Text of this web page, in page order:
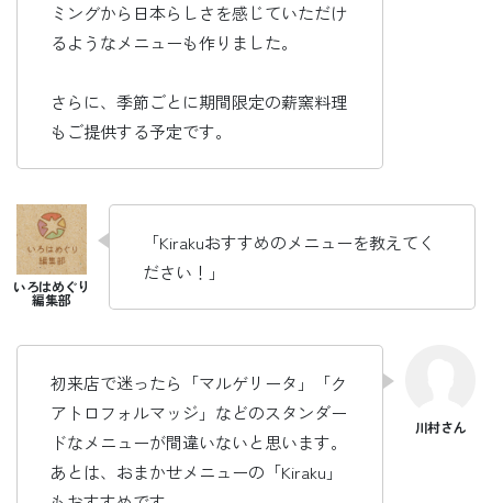
ミングから日本らしさを感じていただけ
るようなメニューも作りました。
さらに、季節ごとに期間限定の薪窯料理
もご提供する予定です。
「Kirakuおすすめのメニューを教えてく
ださい！」
初来店で迷ったら「マルゲリータ」「ク
アトロフォルマッジ」などのスタンダー
ドなメニューが間違いないと思います。
あとは、おまかせメニューの「Kiraku」